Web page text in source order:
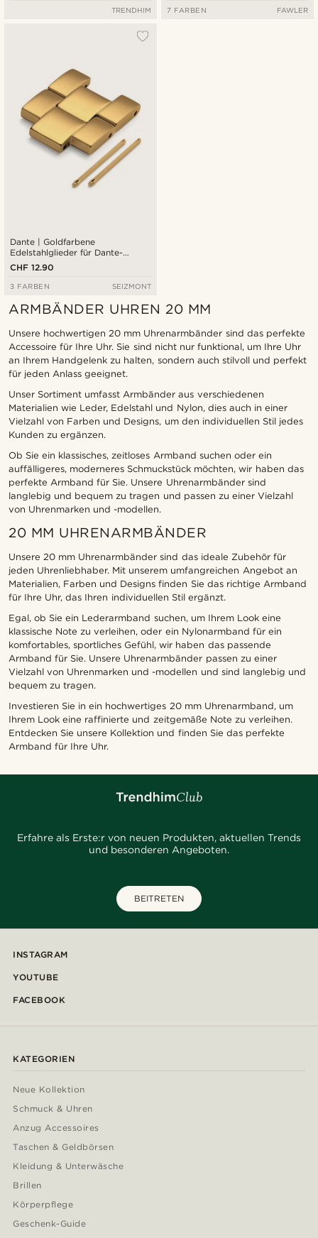
TRENDHIM 7 FARBEN FAWLER
Dante | Goldfarbene
Edelstahlglieder für Dante-
Uhrenarmbänder
CHF 12.90
3 FARBEN SEIZMONT
ARMBÄNDER UHREN 20 MM
Unsere hochwertigen 20 mm Uhrenarmbänder sind das perfekte
Accessoire für Ihre Uhr. Sie sind nicht nur funktional, um Ihre Uhr
an Ihrem Handgelenk zu halten, sondern auch stilvoll und perfekt
für jeden Anlass geeignet.
Unser Sortiment umfasst Armbänder aus verschiedenen
Materialien wie Leder, Edelstahl und Nylon, dies auch in einer
Vielzahl von Farben und Designs, um den individuellen Stil jedes
Kunden zu ergänzen.
Ob Sie ein klassisches, zeitloses Armband suchen oder ein
auffälligeres, moderneres Schmuckstück möchten, wir haben das
perfekte Armband für Sie. Unsere Uhrenarmbänder sind
langlebig und bequem zu tragen und passen zu einer Vielzahl
von Uhrenmarken und -modellen.
20 MM UHRENARMBÄNDER
Unsere 20 mm Uhrenarmbänder sind das ideale Zubehör für
jeden Uhrenliebhaber. Mit unserem umfangreichen Angebot an
Materialien, Farben und Designs finden Sie das richtige Armband
für Ihre Uhr, das Ihren individuellen Stil ergänzt.
Egal, ob Sie ein Lederarmband suchen, um Ihrem Look eine
klassische Note zu verleihen, oder ein Nylonarmband für ein
komfortables, sportliches Gefühl, wir haben das passende
Armband für Sie. Unsere Uhrenarmbänder passen zu einer
Vielzahl von Uhrenmarken und -modellen und sind langlebig und
bequem zu tragen.
Investieren Sie in ein hochwertiges 20 mm Uhrenarmband, um
Ihrem Look eine raffinierte und zeitgemäße Note zu verleihen.
Entdecken Sie unsere Kollektion und finden Sie das perfekte
Armband für Ihre Uhr.
Erfahre als Erste:r von neuen Produkten, aktuellen Trends
und besonderen Angeboten.
BEITRETEN
INSTAGRAM
YOUTUBE
FACEBOOK
KATEGORIEN
Neue Kollektion
Schmuck & Uhren
Anzug Accessoires
Taschen & Geldbörsen
Kleidung & Unterwäsche
Brillen
Körperpflege
Geschenk-Guide